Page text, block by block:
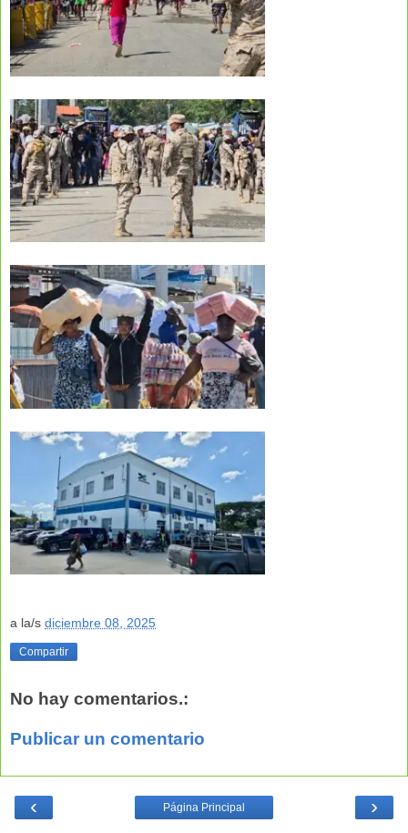
a la/s diciembre 08, 2025
Compartir
No hay comentarios.:
Publicar un comentario
‹ ›
Página Principal